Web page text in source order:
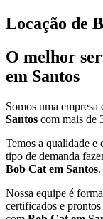
Locação de
O melhor
em Santos
Somos uma empresa
Santos com mais de
Temos a qualidade e
tipo de demanda
Bob Cat em Santos.
Nossa equipe é
certificados e